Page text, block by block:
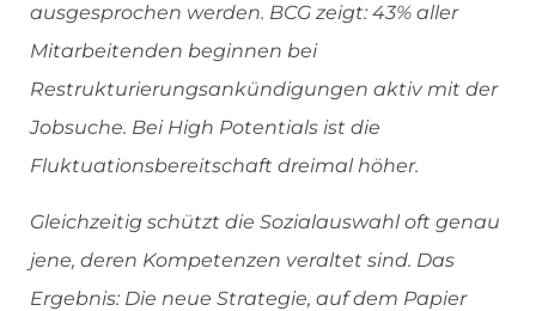
ausgesprochen werden. BCG zeigt: 43% aller
Mitarbeitenden beginnen bei
Restrukturierungsankündigungen aktiv mit der
Jobsuche. Bei High Potentials ist die
Fluktuationsbereitschaft dreimal höher.
Gleichzeitig schützt die Sozialauswahl oft genau
jene, deren Kompetenzen veraltet sind. Das
Ergebnis: Die neue Strategie, auf dem Papier